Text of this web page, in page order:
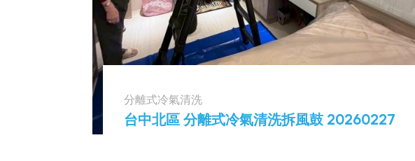
分離式冷氣清洗
台中北區 分離式冷氣清洗拆風鼓 20260227